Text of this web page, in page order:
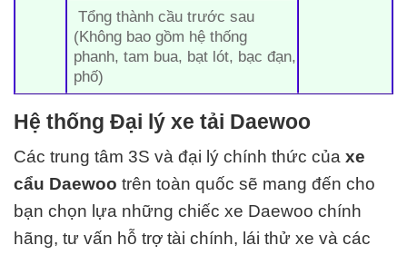
Tổng thành cầu trước sau
(Không bao gồm hệ thống
phanh, tam bua, bạt lót, bạc đạn,
phố)
Hệ thống Đại lý xe tải Daewoo
Các trung tâm 3S và đại lý chính thức của xe
cẩu Daewoo trên toàn quốc sẽ mang đến cho
bạn chọn lựa những chiếc xe Daewoo chính
hãng, tư vấn hỗ trợ tài chính, lái thử xe và các